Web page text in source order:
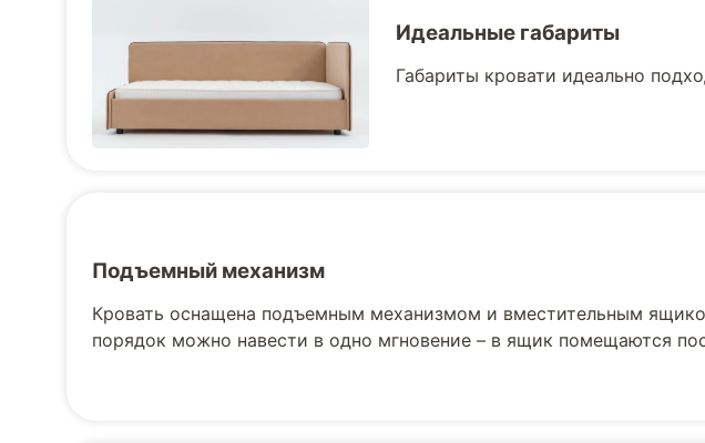
Идеальные габариты
Габариты кровати идеально
Подъемный механизм
Кровать оснащена подъемным механизмом и вместительным
порядок можно навести в одно мгновение – в ящик помещаются